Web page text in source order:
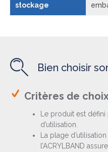
stockage
Bien choisir
Critères de
Le produit est
d’utilisation.
La plage
l’ACRYLBAND